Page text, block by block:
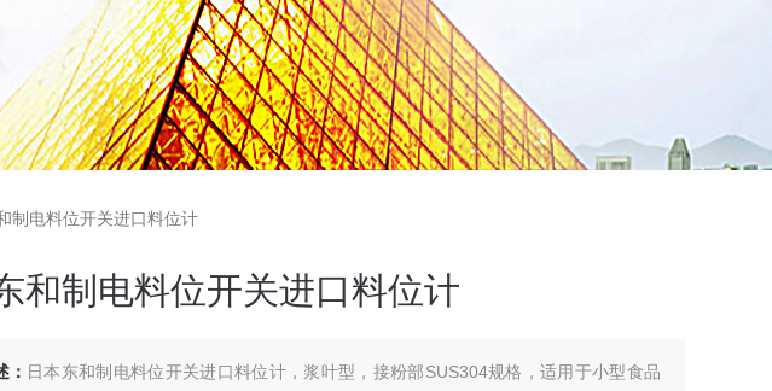
制电料位开关进口料位计
和制电料位开关进口料位计
： 日本东和制电料位开关进口料位计，浆叶型，接粉部SUS304规格，适用于小型食品